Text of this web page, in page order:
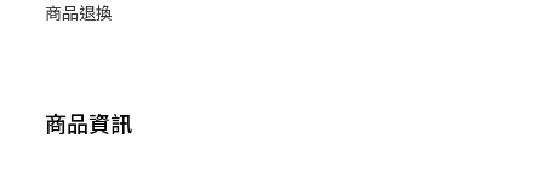
商品退換
商品資訊